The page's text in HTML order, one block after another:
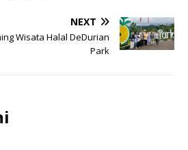
NEXT
Wisata Halal DeDurian
Park